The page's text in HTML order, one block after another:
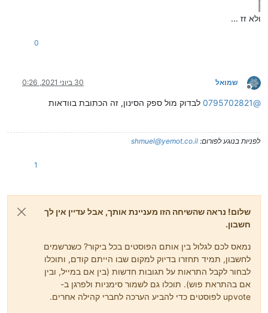
ולא זז ...
0
מנותק
שמואל 30 ביוני 2021, 0:26
@
0795702821 לבדוק מול ספק הסינון, זה הכתובת בוודאות
לפניות בנוגע לפורום: shmuel@yemot.co.il
1
שלום! נראה שהשיחה הזו מעניינת אותך, אבל עדיין אין לך
חשבון.
נמאס לכם לגלול בין אותם הפוסטים בכל ביקור? כשנרשמים
לחשבון, תמיד תחזרו בדיוק למקום שבו הייתם קודם, ותוכלו
לבחור לקבל התראות על תגובות חדשות (בין אם במייל, ובין
אם בהתראת פוש). תוכלו גם לשמור סימניות ולפרגן ב-
upvote לפוסטים כדי להביע הערכה לחברי קהילה אחרים.